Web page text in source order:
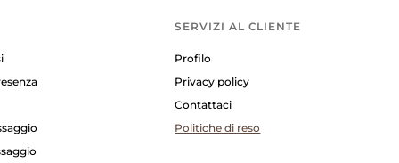
SERVIZI AL CLIENTE
Profilo
Privacy policy
Contattaci
Politiche di reso